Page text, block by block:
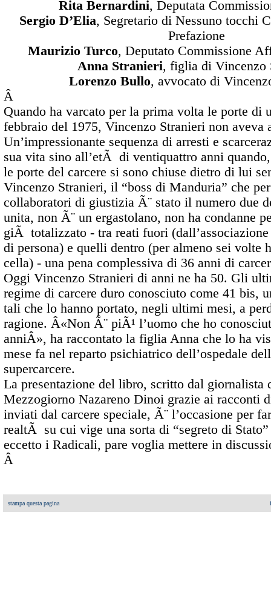
Rita Bernardini, Deputata
Sergio D’Elia, Segretario di Nessuno tocchi
Prefazione
Maurizio Turco, Deputato Commissione
Anna Stranieri, figlia di Vincenzo
Lorenzo Bullo, avvocato di
Â
Quando ha varcato per la prima volta le porte di
febbraio del 1975, Vincenzo Stranieri non aveva
Un’impressionante sequenza di arresti e
sua vita sino all’etÃ di ventiquattro anni
le porte del carcere si sono chiuse dietro di lui
Vincenzo Stranieri, il “boss di Manduria” che
collaboratori di giustizia Ã¨ stato il numero due
unita, non Ã¨ un ergastolano, non ha condanne
giÃ totalizzato - tra reati fuori (dall’associazione
di persona) e quelli dentro (per almeno sei volte
cella) - una pena complessiva di 36 anni di
Oggi Vincenzo Stranieri di anni ne ha 50. Gli
regime di carcere duro conosciuto come 41 bis,
tali che lo hanno portato, negli ultimi mesi, a
ragione. Â«Non Ã¨ piÃ¹ l’uomo che ho
anniÂ», ha raccontato la figlia Anna che lo ha
mese fa nel reparto psichiatrico dell’ospedale
supercarcere.
La presentazione del libro, scritto dal giornalista
Mezzogiorno Nazareno Dinoi grazie ai racconti
inviati dal carcere speciale, Ã¨ l’occasione per
realtÃ su cui vige una sorta di “segreto di Stato”
eccetto i Radicali, pare voglia mettere in
Â
stampa questa pagina